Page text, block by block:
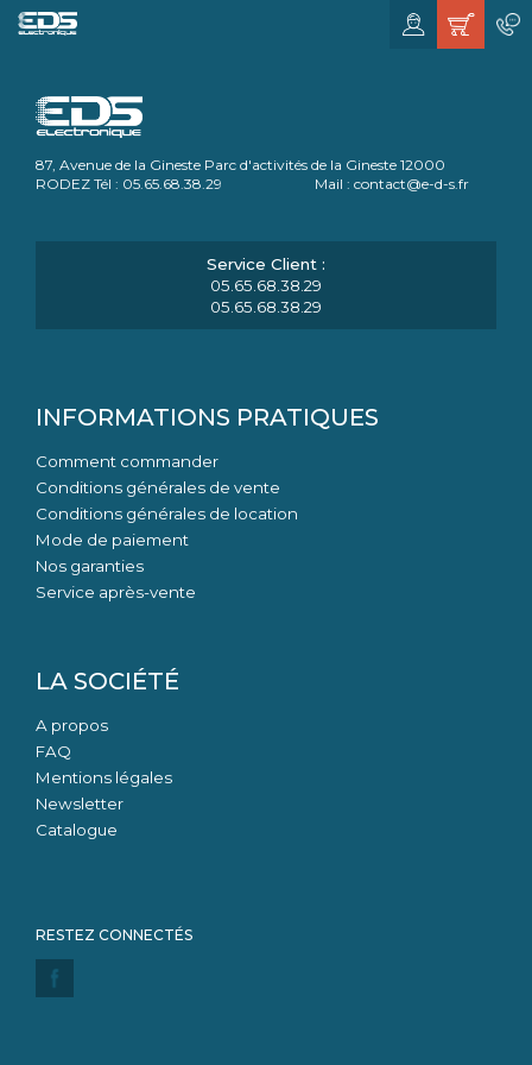
87, Avenue de la Gineste Parc d'activités de la Gineste 12000
RODEZ Tél : 05.65.68.38.29 Mail : contact@e-d-s.fr
05.65.68.38.29
05.65.68.38.29
INFORMATIONS PRATIQUES
Comment commander
Conditions générales de vente
Conditions générales de location
Mode de paiement
Nos garanties
Service après-vente
LA SOCIÉTÉ
A propos
FAQ
Mentions légales
Newsletter
Catalogue